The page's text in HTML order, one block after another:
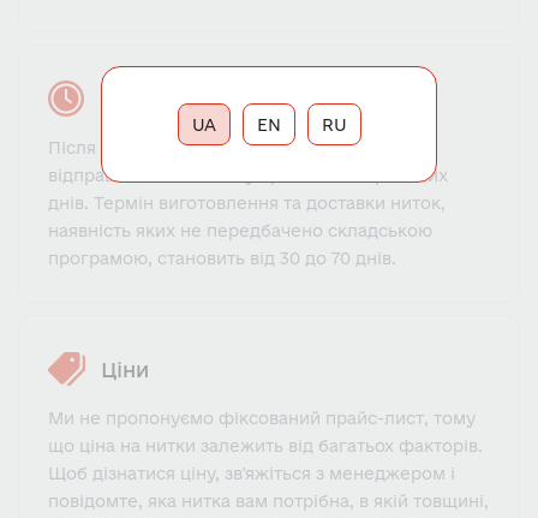
Час виконання замовлення
Після оплати ниток, які є на складі,
відправляються клієнту протягом 1-3 робочих
днів. Термін виготовлення та доставки ниток,
наявність яких не передбачено складською
програмою, становить від 30 до 70 днів.
Ціни
Ми не пропонуємо фіксований прайс-лист, тому
що ціна на нитки залежить від багатьох факторів.
Щоб дізнатися ціну, зв'яжіться з менеджером і
повідомте, яка нитка вам потрібна, в якій товщині,
RU
UA EN